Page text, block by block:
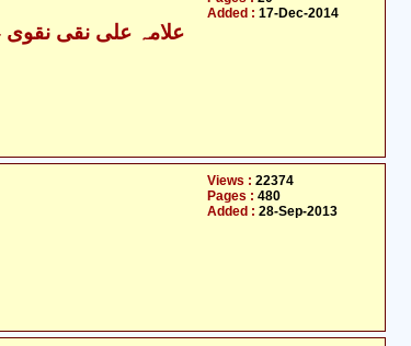
Added : 17-Dec-2014
Views : 22374
Pages : 480
Added : 28-Sep-2013